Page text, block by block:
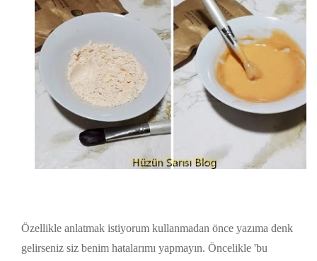
Özellikle anlatmak istiyorum kullanmadan önce yazıma denk
gelirseniz siz benim hatalarımı yapmayın. Öncelikle 'bu